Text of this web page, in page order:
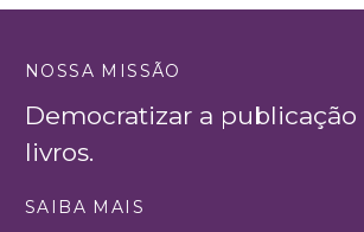
NOSSA MISSÃO
Democratizar a
livros.
SAIBA MAIS